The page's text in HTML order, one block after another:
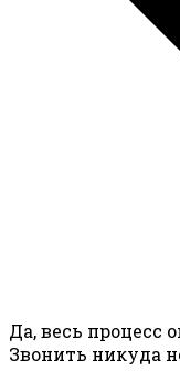
Да, весь процесс
Звонить никуда